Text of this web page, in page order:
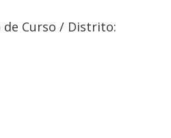
Curso / Distrito: